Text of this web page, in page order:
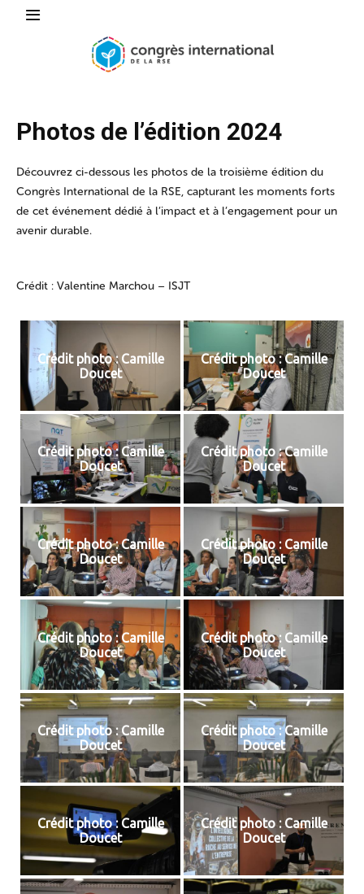
Photos de l’édition 2024
Découvrez ci-dessous les photos de la troisième édition du
Congrès International de la RSE, capturant les moments forts
de cet événement dédié à l’impact et à l’engagement pour un
avenir durable.
Crédit : Valentine Marchou – ISJT
Crédit photo : Camille
Doucet
Crédit photo : Camille
Doucet
Crédit photo : Camille
Doucet
Crédit photo : Camille
Doucet
Crédit photo : Camille
Doucet
Crédit photo : Camille
Doucet
Crédit photo : Camille
Doucet
Crédit photo : Camille
Doucet
Crédit photo : Camille
Doucet
Crédit photo : Camille
Doucet
Crédit photo : Camille
Doucet
Crédit photo : Camille
Doucet